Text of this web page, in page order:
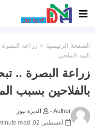
الصفحة الرئيسية
زراعة
المد الملحي .
زراعة البصرة ..
بالفلاحين بسبب
Author -
الديرة نيوز
أغسطس 02, 2025
read